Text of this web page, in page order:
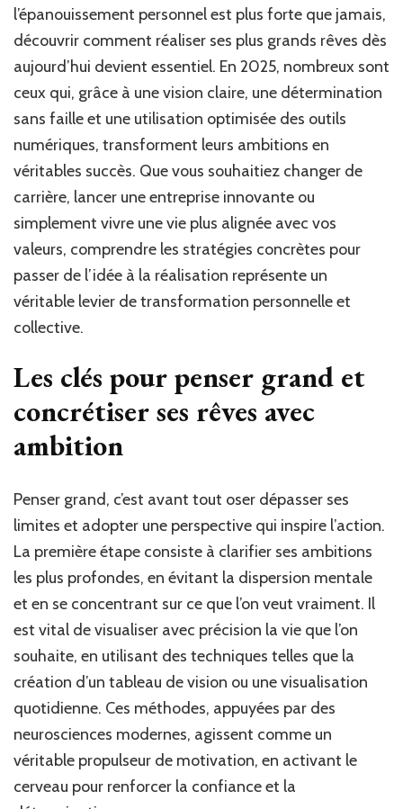
grands
rêves
l’épanouissement personnel est plus forte que jamais,
découvrir comment réaliser ses plus grands rêves dès
aujourd’hui devient essentiel. En 2025, nombreux sont
ceux qui, grâce à une vision claire, une détermination
sans faille et une utilisation optimisée des outils
numériques, transforment leurs ambitions en
véritables succès. Que vous souhaitiez changer de
carrière, lancer une entreprise innovante ou
simplement vivre une vie plus alignée avec vos
valeurs, comprendre les stratégies concrètes pour
passer de l’idée à la réalisation représente un
véritable levier de transformation personnelle et
collective.
Les clés pour penser grand et
concrétiser ses rêves avec
ambition
Penser grand, c’est avant tout oser dépasser ses
limites et adopter une perspective qui inspire l’action.
La première étape consiste à clarifier ses ambitions
les plus profondes, en évitant la dispersion mentale
et en se concentrant sur ce que l’on veut vraiment. Il
est vital de visualiser avec précision la vie que l’on
souhaite, en utilisant des techniques telles que la
création d’un tableau de vision ou une visualisation
quotidienne. Ces méthodes, appuyées par des
neurosciences modernes, agissent comme un
véritable propulseur de motivation, en activant le
cerveau pour renforcer la confiance et la